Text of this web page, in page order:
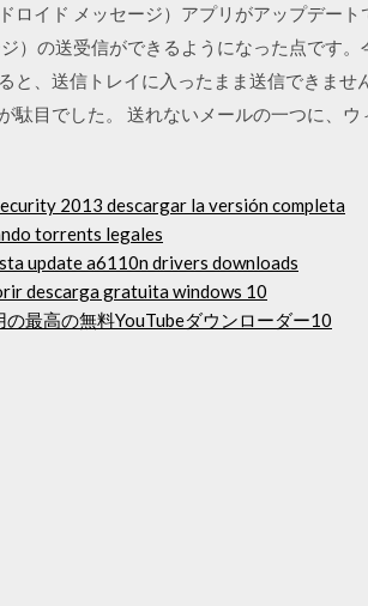
ロイド メッセージ）アプリがアップデー
）の送受信ができるようになった点です
と、送信トレイに入ったまま送信できま
駄目でした。 送れないメールの一つに、
2013 descargar la versión completa
torrents legales
update a6110n drivers downloads
descarga gratuita windows 10
最高の無料YouTubeダウンローダー10